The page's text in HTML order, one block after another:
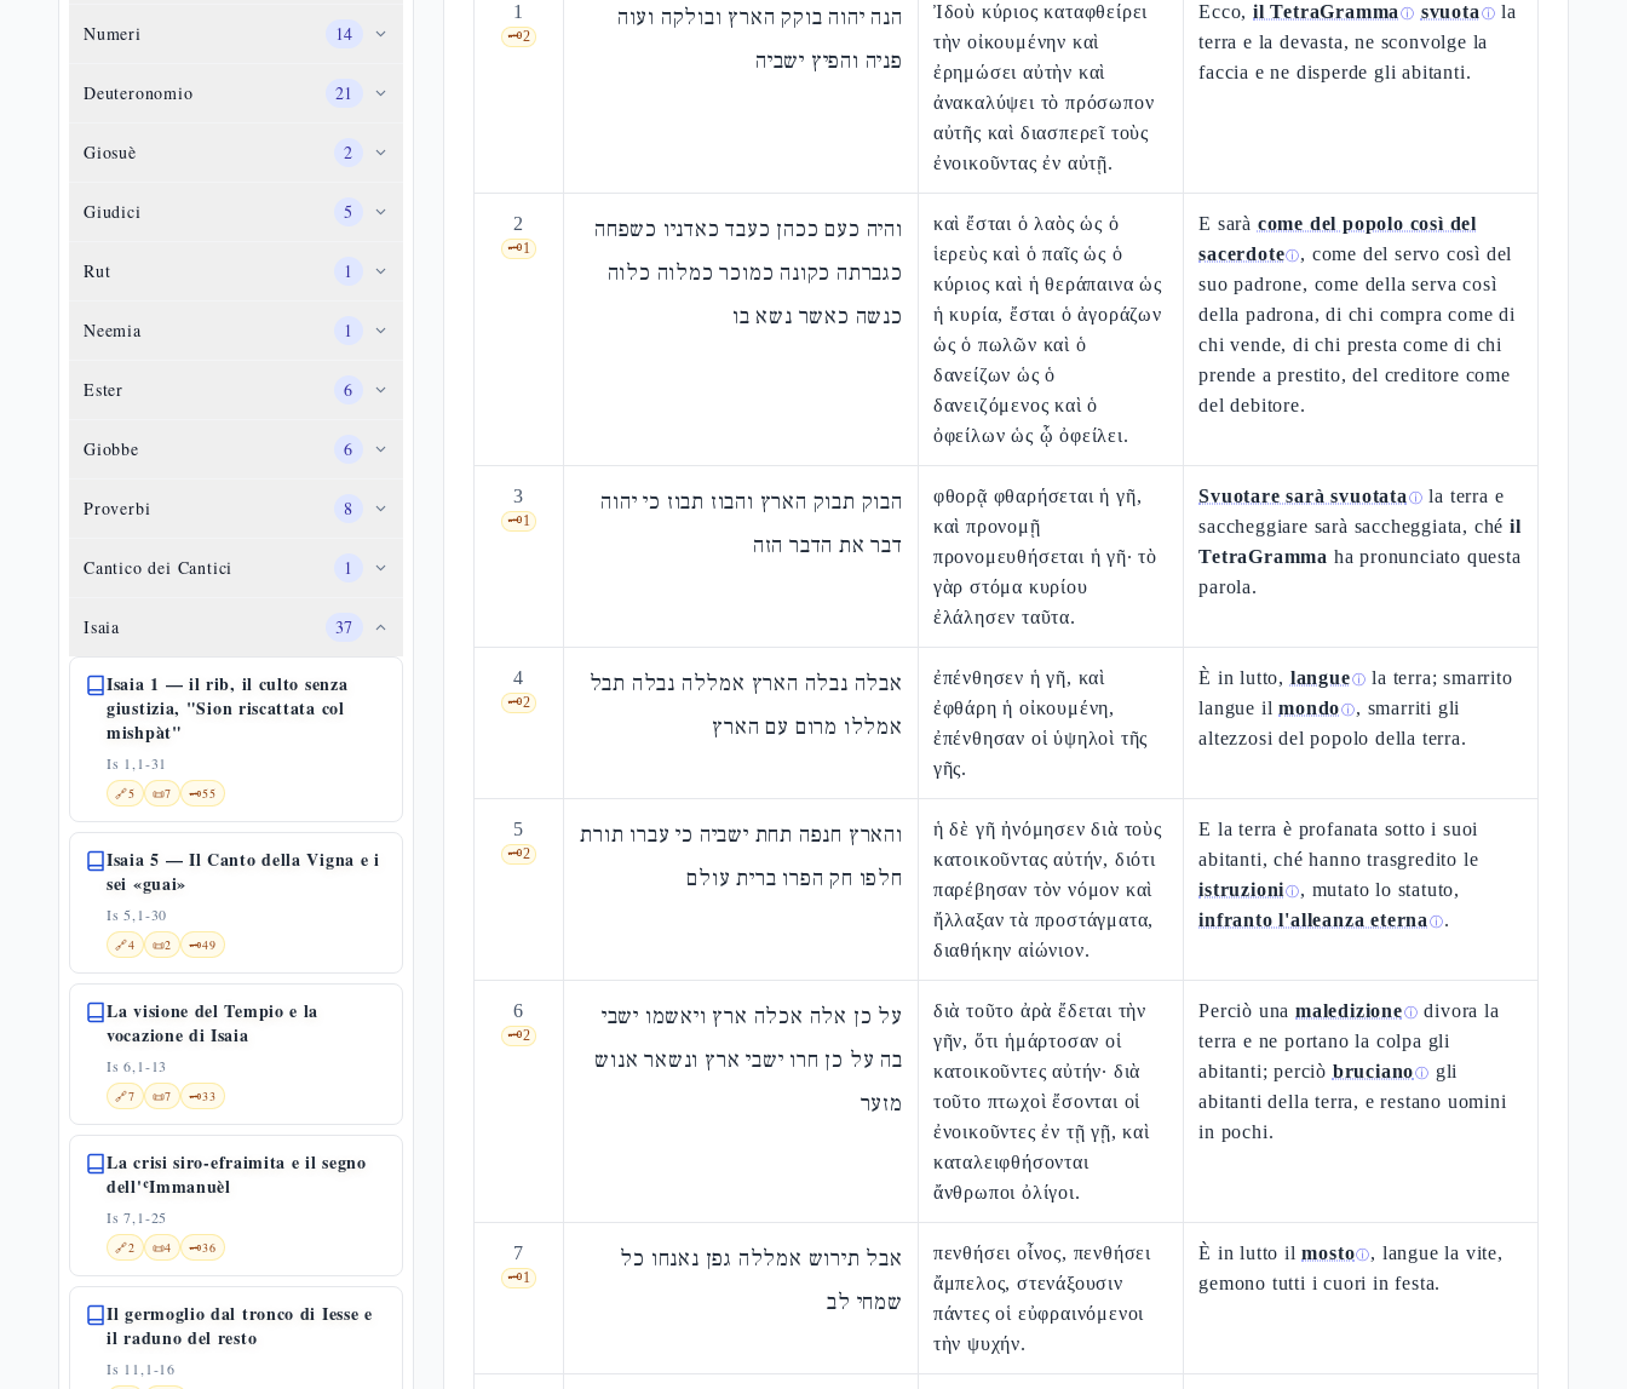
Numeri 14
Deuteronomio 21
Giosuè 2
Giudici 5
Rut 1
Neemia 1
Ester 6
Giobbe 6
Proverbi 8
Cantico dei Cantici 1
Isaia 37
Isaia 1 — il rib, il culto senza
giustizia, "Sion riscattata col
mishpàt"
Is 1,1-31
🔗5 📜7 🗝️55
Isaia 5 — Il Canto della Vigna e i
sei «guai»
Is 5,1-30
🔗4 📜2 🗝️49
La visione del Tempio e la
vocazione di Isaia
Is 6,1-13
🔗7 📜7 🗝️33
La crisi siro-efraimita e il segno
dell'ʿImmanuèl
Is 7,1-25
🔗2 📜4 🗝️36
Il germoglio dal tronco di Iesse e
il raduno del resto
Is 11,1-16
1
🗝️2
הנה יהוה בוקק הארץ ובולקה ועוה
פניה והפיץ ישביה
Ἰδοὺ κύριος καταφθείρει
τὴν οἰκουμένην καὶ
ἐρημώσει αὐτὴν καὶ
ἀνακαλύψει τὸ πρόσωπον
αὐτῆς καὶ διασπερεῖ τοὺς
ἐνοικοῦντας ἐν αὐτῇ.
Ecco,il TetraGramma ⓘ svuota ⓘ la
terra e la devasta, ne sconvolge la
faccia e ne disperde gli abitanti.
2
🗝️1
והיה כעם ככהן כעבד כאדניו כשפחה
כגברתה כקונה כמוכר כמלוה כלוה
כנשה כאשר נשא בו
καὶ ἔσται ὁ λαὸς ὡς ὁ
ἱερεὺς καὶ ὁ παῖς ὡς ὁ
κύριος καὶ ἡ θεράπαινα ὡς
ἡ κυρία, ἔσται ὁ ἀγοράζων
ὡς ὁ πωλῶν καὶ ὁ
δανείζων ὡς ὁ
δανειζόμενος καὶ ὁ
ὀφείλων ὡς ᾧ ὀφείλει.
E sarà come del popolo così del
sacerdoteⓘ, come del servo così del
suo padrone, come della serva così
della padrona, di chi compra come di
chi vende, di chi presta come di chi
prende a prestito, del creditore come
del debitore.
3
🗝️1
הבוק תבוק הארץ והבוז תבוז כי יהוה
דבר את הדבר הזה
φθορᾷ φθαρήσεται ἡ γῆ,
καὶ προνομῇ
προνομευθήσεται ἡ γῆ· τὸ
γὰρ στόμα κυρίου
ἐλάλησεν ταῦτα.
Svuotare sarà svuotata ⓘ la terra e
saccheggiare sarà saccheggiata, chéil
TetraGramma ha pronunciato questa
parola.
4
🗝️2
אבלה נבלה הארץ אמללה נבלה תבל
אמללו מרום עם הארץ
ἐπένθησεν ἡ γῆ, καὶ
ἐφθάρη ἡ οἰκουμένη,
ἐπένθησαν οἱ ὑψηλοὶ τῆς
γῆς.
È in lutto, langueⓘ la terra; smarrito
langue ilmondoⓘ, smarriti gli
altezzosi del popolo della terra.
5
🗝️2
והארץ חנפה תחת ישביה כי עברו תורת
חלפו חק הפרו ברית עולם
ἡ δὲ γῆ ἠνόμησεν διὰ τοὺς
κατοικοῦντας αὐτήν, διότι
παρέβησαν τὸν νόμον καὶ
ἤλλαξαν τὰ προστάγματα,
διαθήκην αἰώνιον.
E la terra è profanata sotto i suoi
abitanti, ché hanno trasgredito le
istruzioniⓘ, mutato lo statuto,
infranto l'alleanza eterna ⓘ.
6
🗝️2
על כן אלה אכלה ארץ ויאשמו ישבי
בה על כן חרו ישבי ארץ ונשאר אנוש
מזער
διὰ τοῦτο ἀρὰ ἔδεται τὴν
γῆν, ὅτι ἡμάρτοσαν οἱ
κατοικοῦντες αὐτήν· διὰ
τοῦτο πτωχοὶ ἔσονται οἱ
ἐνοικοῦντες ἐν τῇ γῇ, καὶ
καταλειφθήσονται
ἄνθρωποι ὀλίγοι.
Perciò unamaledizioneⓘ divora la
terra e ne portano la colpa gli
abitanti; perciò brucianoⓘ gli
abitanti della terra, e restano uomini
in pochi.
7
🗝️1
אבל תירוש אמללה גפן נאנחו כל
שמחי לב
πενθήσει οἶνος, πενθήσει
ἄμπελος, στενάξουσιν
πάντες οἱ εὐφραινόμενοι
τὴν ψυχήν.
È in lutto ilmostoⓘ, langue la vite,
gemono tutti i cuori in festa.